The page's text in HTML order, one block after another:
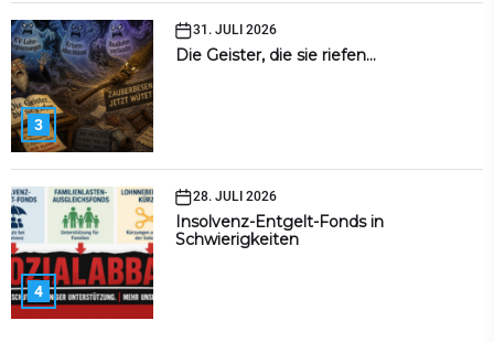
3
31. JULI 2026
Die Geister, die sie riefen…
4
28. JULI 2026
Insolvenz-Entgelt-Fonds in
Schwierigkeiten